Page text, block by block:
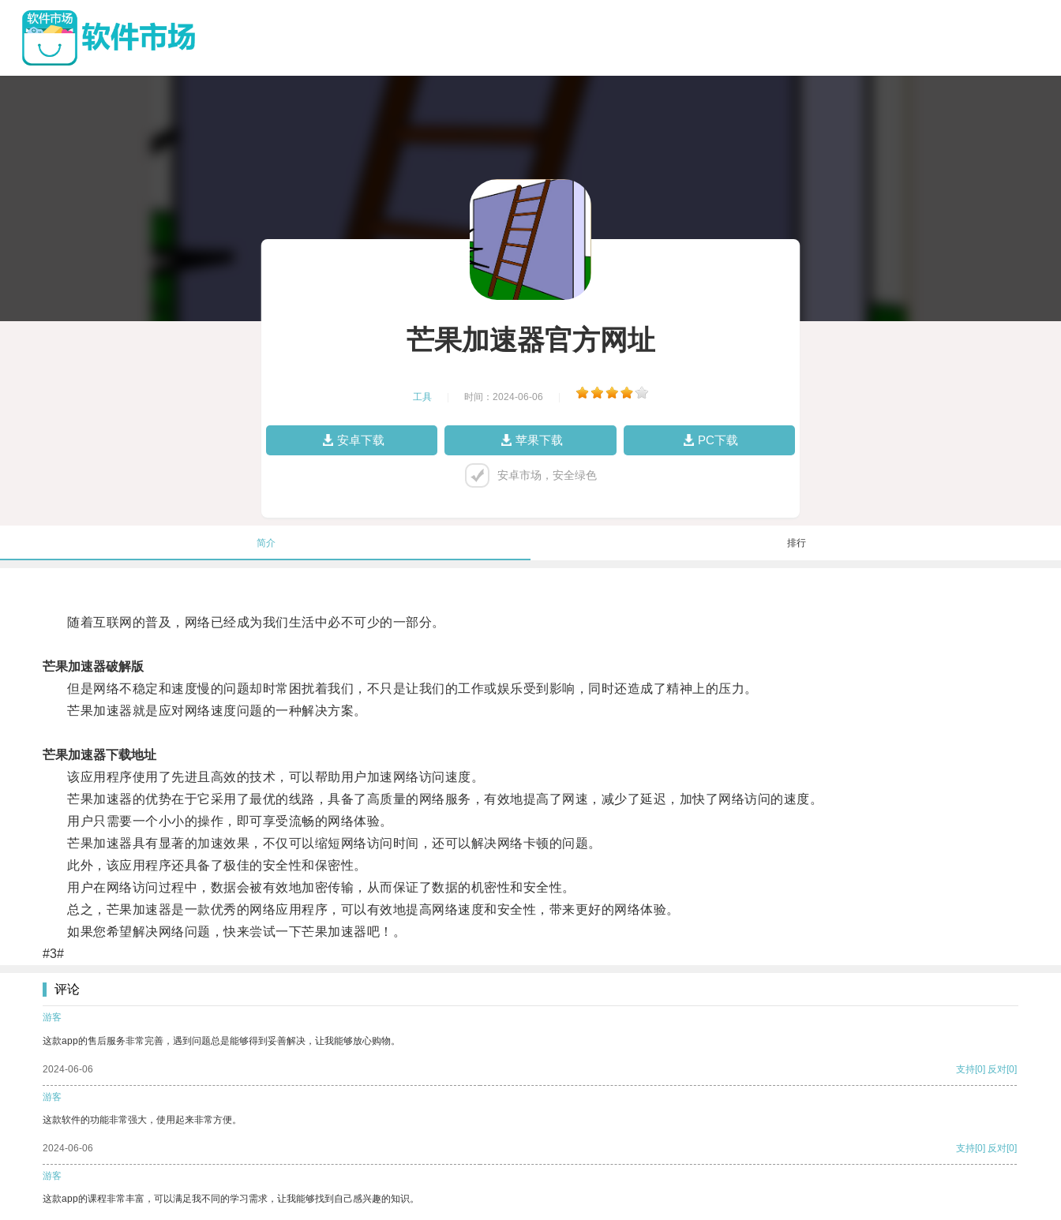
芒果加速器官方网址
工具 时间：2024-06-06
安卓下载 苹果下载 PC下载
安卓市场，安全绿色
简介 排行
随着互联网的普及，网络已经成为我们生活中必不可少的一部分。
芒果加速器破解版
但是网络不稳定和速度慢的问题却时常困扰着我们，不只是让我们的工作或娱乐受到影响，同时还造成了精神上的压力。
芒果加速器就是应对网络速度问题的一种解决方案。
芒果加速器下载地址
该应用程序使用了先进且高效的技术，可以帮助用户加速网络访问速度。
芒果加速器的优势在于它采用了最优的线路，具备了高质量的网络服务，有效地提高了网速，减少了延迟，加快了网络访问的速度。
用户只需要一个小小的操作，即可享受流畅的网络体验。
芒果加速器具有显著的加速效果，不仅可以缩短网络访问时间，还可以解决网络卡顿的问题。
此外，该应用程序还具备了极佳的安全性和保密性。
用户在网络访问过程中，数据会被有效地加密传输，从而保证了数据的机密性和安全性。
总之，芒果加速器是一款优秀的网络应用程序，可以有效地提高网络速度和安全性，带来更好的网络体验。
如果您希望解决网络问题，快来尝试一下芒果加速器吧！。
#3#
评论
游客
这款app的售后服务非常完善，遇到问题总是能够得到妥善解决，让我能够放心购物。
2024-06-06 支持[0] 反对[0]
游客
这款软件的功能非常强大，使用起来非常方便。
2024-06-06 支持[0] 反对[0]
游客
这款app的课程非常丰富，可以满足我不同的学习需求，让我能够找到自己感兴趣的知识。